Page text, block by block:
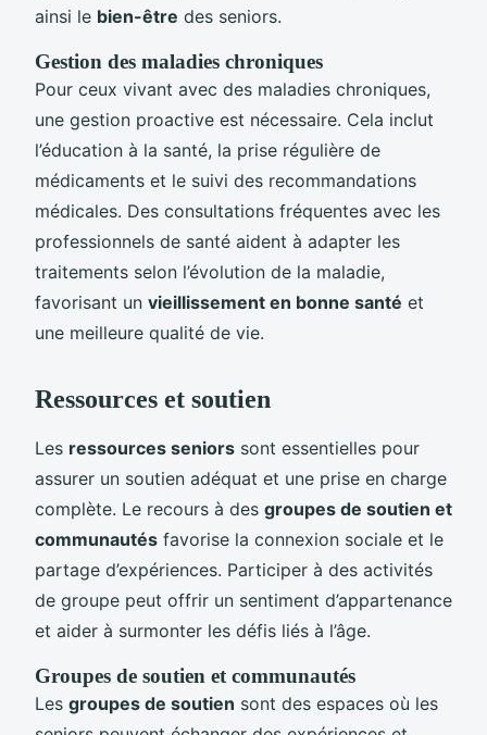
ainsi le bien-être des seniors.
Gestion des maladies chroniques
Pour ceux vivant avec des maladies chroniques,
une gestion proactive est nécessaire. Cela inclut
l’éducation à la santé, la prise régulière de
médicaments et le suivi des recommandations
médicales. Des consultations fréquentes avec les
professionnels de santé aident à adapter les
traitements selon l’évolution de la maladie,
favorisant un vieillissement en bonne santé et
une meilleure qualité de vie.
Ressources et soutien
Les ressources seniors sont essentielles pour
assurer un soutien adéquat et une prise en charge
complète. Le recours à des groupes de soutien et
communautés favorise la connexion sociale et le
partage d’expériences. Participer à des activités
de groupe peut offrir un sentiment d’appartenance
et aider à surmonter les défis liés à l’âge.
Groupes de soutien et communautés
Les groupes de soutien sont des espaces où les